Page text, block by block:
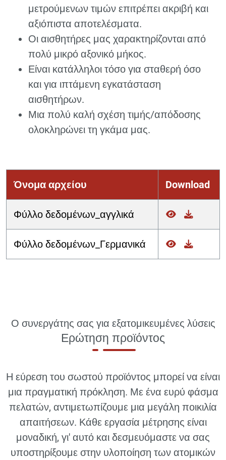
μετρούμενων τιμών επιτρέπει ακριβή και
αξιόπιστα αποτελέσματα.
Οι αισθητήρες μας χαρακτηρίζονται από
πολύ μικρό αξονικό μήκος.
Είναι κατάλληλοι τόσο για σταθερή όσο
και για ιπτάμενη εγκατάσταση
αισθητήρων.
Μια πολύ καλή σχέση τιμής/απόδοσης
ολοκληρώνει τη γκάμα μας.
Όνομα αρχείου Download
Φύλλο δεδομένων_αγγλικά
Φύλλο δεδομένων_Γερμανικά
Ο συνεργάτης σας για εξατομικευμένες λύσεις
Ερώτηση προϊόντος
Η εύρεση του σωστού προϊόντος μπορεί να είναι
μια πραγματική πρόκληση. Με ένα ευρύ φάσμα
πελατών, αντιμετωπίζουμε μια μεγάλη ποικιλία
απαιτήσεων. Κάθε εργασία μέτρησης είναι
μοναδική, γι' αυτό και δεσμευόμαστε να σας
υποστηρίξουμε στην υλοποίηση των ατομικών